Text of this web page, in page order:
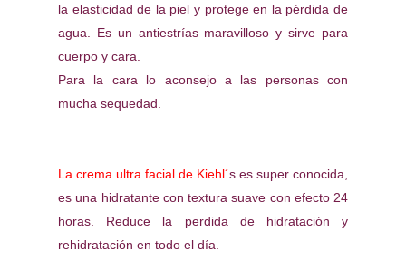
la elasticidad de la piel y protege en la pérdida de
agua. Es un antiestrías maravilloso y sirve para
cuerpo y cara.
Para la cara lo aconsejo a las personas con
mucha sequedad.
La crema ultra facial de Kiehl´s es super conocida,
es una hidratante con textura suave con efecto 24
horas. Reduce la perdida de hidratación y
rehidratación en todo el día.